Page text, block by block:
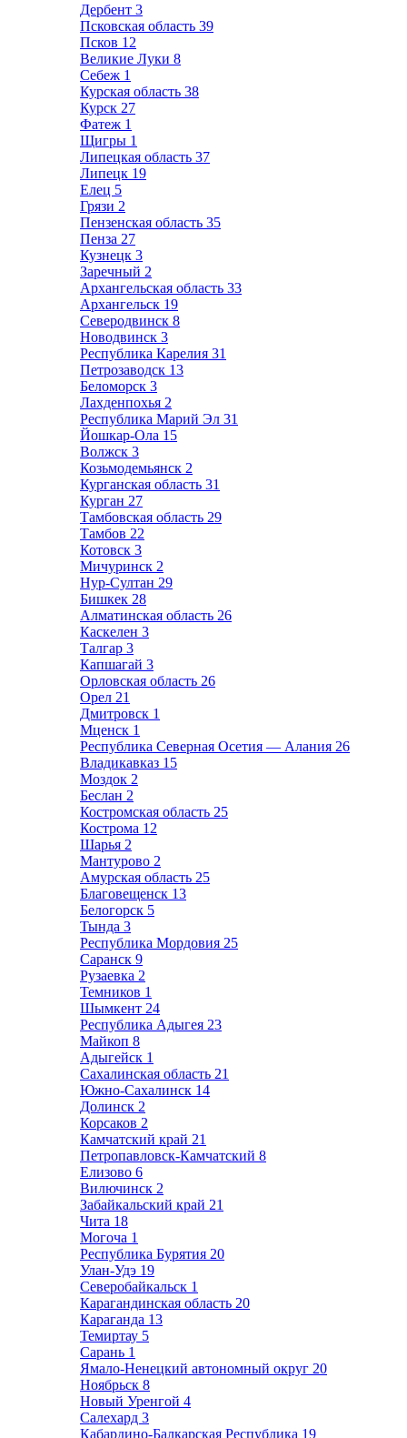
Дербент 3
Псковская область 39
Псков 12
Великие Луки 8
Себеж 1
Курская область 38
Курск 27
Фатеж 1
Щигры 1
Липецкая область 37
Липецк 19
Елец 5
Грязи 2
Пензенская область 35
Пенза 27
Кузнецк 3
Заречный 2
Архангельская область 33
Архангельск 19
Северодвинск 8
Новодвинск 3
Республика Карелия 31
Петрозаводск 13
Беломорск 3
Лахденпохья 2
Республика Марий Эл 31
Йошкар-Ола 15
Волжск 3
Козьмодемьянск 2
Курганская область 31
Курган 27
Тамбовская область 29
Тамбов 22
Котовск 3
Мичуринск 2
Нур-Султан 29
Бишкек 28
Алматинская область 26
Каскелен 3
Талгар 3
Капшагай 3
Орловская область 26
Орел 21
Дмитровск 1
Мценск 1
Республика Северная Осетия — Алания 26
Владикавказ 15
Моздок 2
Беслан 2
Костромская область 25
Кострома 12
Шарья 2
Мантурово 2
Амурская область 25
Благовещенск 13
Белогорск 5
Тында 3
Республика Мордовия 25
Саранск 9
Рузаевка 2
Темников 1
Шымкент 24
Республика Адыгея 23
Майкоп 8
Адыгейск 1
Сахалинская область 21
Южно-Сахалинск 14
Долинск 2
Корсаков 2
Камчатский край 21
Петропавловск-Камчатский 8
Елизово 6
Вилючинск 2
Забайкальский край 21
Чита 18
Могоча 1
Республика Бурятия 20
Улан-Удэ 19
Северобайкальск 1
Карагандинская область 20
Караганда 13
Темиртау 5
Сарань 1
Ямало-Ненецкий автономный округ 20
Ноябрьск 8
Новый Уренгой 4
Салехард 3
Кабардино-Балкарская Республика 19